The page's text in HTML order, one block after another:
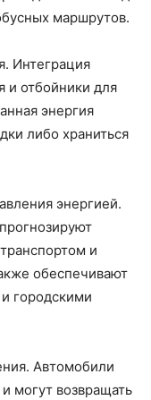
маршрутов.
Интеграция
и отбойники для
энергия
либо храниться
энергией.
и
обеспечивают
городскими
Автомобили
могут возвращать